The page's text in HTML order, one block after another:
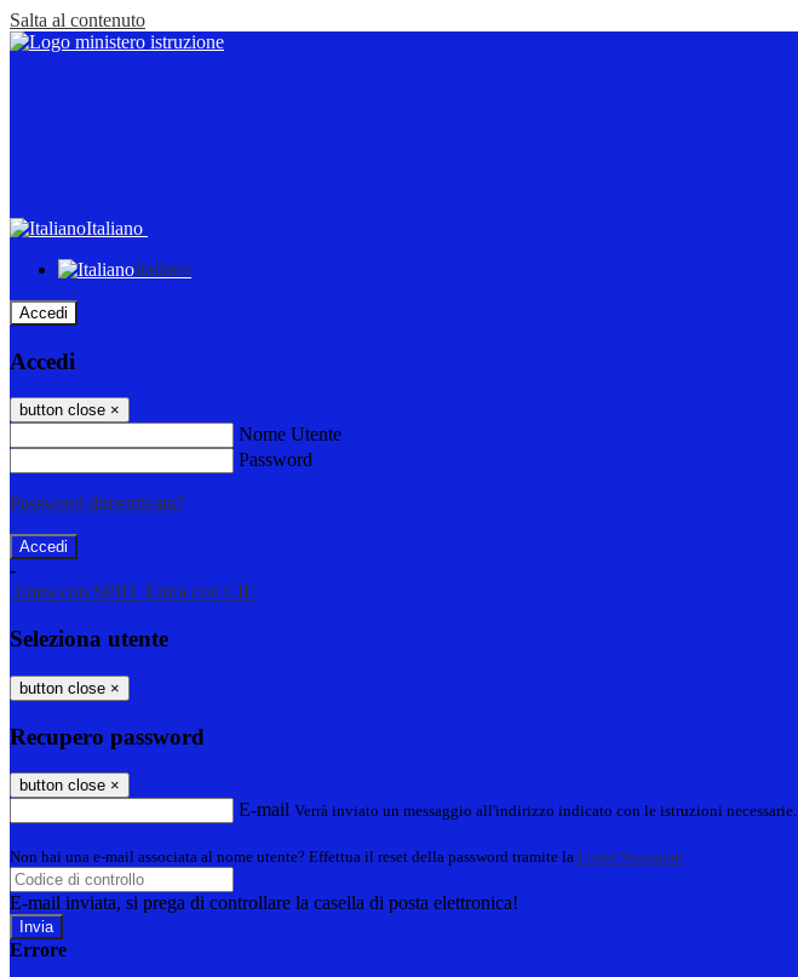
Salta al contenuto
Italiano
Italiano
Accedi
Accedi
button close ×
Nome Utente
Password
Password dimenticata?
-
Entra con SPID Entra con CIE
Seleziona utente
button close ×
Recupero password
button close ×
E-mail Verrà inviato un messaggio all'indirizzo indicato con le istruzioni necessarie.
Non hai una e-mail associata al nome utente? Effettua il reset della password tramite la Login Spaggiari
E-mail inviata, si prega di controllare la casella di posta elettronica!
Errore